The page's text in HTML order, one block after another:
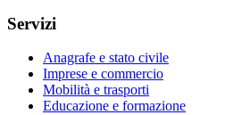
Servizi
Anagrafe e stato civile
Imprese e commercio
Mobilità e trasporti
Educazione e formazione